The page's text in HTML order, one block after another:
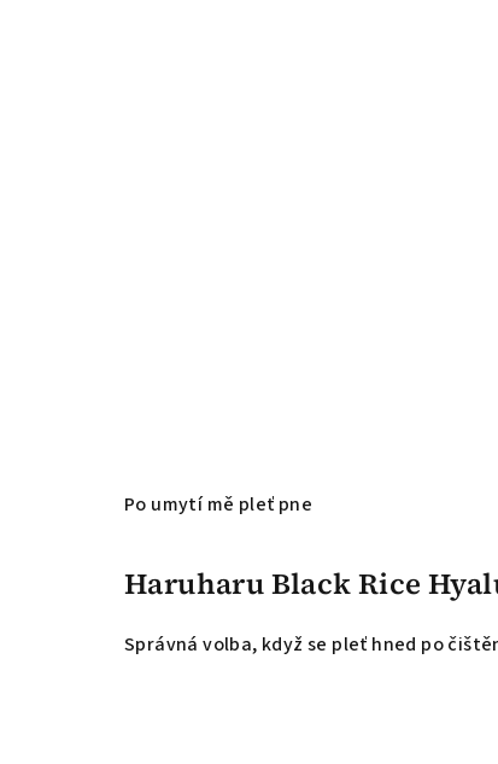
Po umytí mě pleť pne
Haruharu Black Rice
Správná volba, když se pleť hned po